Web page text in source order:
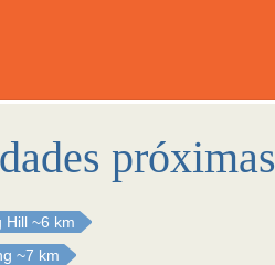
próximas
Hill ~6 km
~7 km